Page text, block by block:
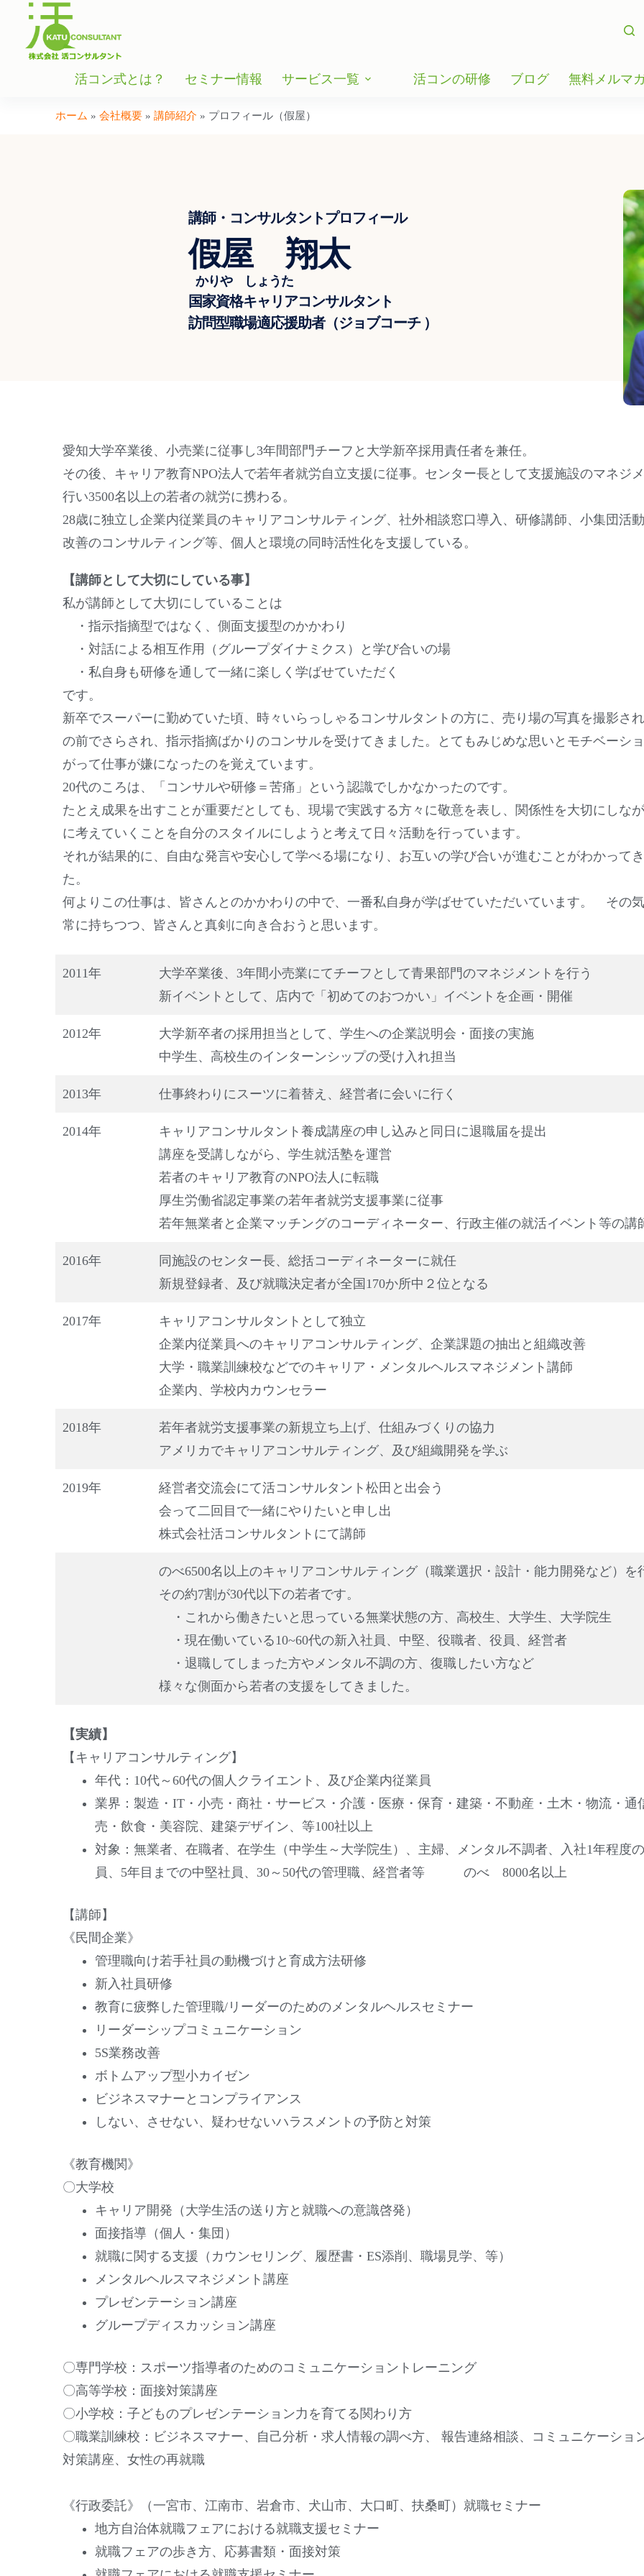
活コン式とは？ セミナー情報 サービス一覧 活コンの研修 ブログ 無料メルマ
ホーム »会社概要 »講師紹介 » プロフィール（假屋）
講師・コンサルタントプロフィール
假屋 翔太
かりや しょうた
国家資格キャリアコンサルタント
訪問型職場適応援助者（ジョブコーチ ）
愛知大学卒業後、小売業に従事し3年間部門チーフと大学新卒採用責任者を兼任。
その後、キャリア教育NPO法人で若年者就労自立支援に従事。センター長として支援施設のマネジ
行い3500名以上の若者の就労に携わる。
28歳に独立し企業内従業員のキャリアコンサルティング、社外相談窓口導入、研修講師、小集団活
改善のコンサルティング等、個人と環境の同時活性化を支援している。
【講師として大切にしている事】
私が講師として大切にしていることは
・指示指摘型ではなく、側面支援型のかかわり
・対話による相互作用（グループダイナミクス）と学び合いの場
・私自身も研修を通して一緒に楽しく学ばせていただく
です。
新卒でスーパーに勤めていた頃、時々いらっしゃるコンサルタントの方に、売り場の写真を撮影さ
の前でさらされ、指示指摘ばかりのコンサルを受けてきました。とてもみじめな思いとモチベーシ
がって仕事が嫌になったのを覚えています。
20代のころは、「コンサルや研修＝苦痛」という認識でしかなかったのです。
たとえ成果を出すことが重要だとしても、現場で実践する方々に敬意を表し、関係性を大切にしな
に考えていくことを自分のスタイルにしようと考えて日々活動を行っています。
それが結果的に、自由な発言や安心して学べる場になり、お互いの学び合いが進むことがわかって
た。
何よりこの仕事は、皆さんとのかかわりの中で、一番私自身が学ばせていただいています。 その
常に持ちつつ、皆さんと真剣に向き合おうと思います。
2011年
大学卒業後、3年間小売業にてチーフとして青果部門のマネジメントを行う
新イベントとして、店内で「初めてのおつかい」イベントを企画・開催
2012年
大学新卒者の採用担当として、学生への企業説明会・面接の実施
中学生、高校生のインターンシップの受け入れ担当
2013年 仕事終わりにスーツに着替え、経営者に会いに行く
2014年
キャリアコンサルタント養成講座の申し込みと同日に退職届を提出
講座を受講しながら、学生就活塾を運営
若者のキャリア教育のNPO法人に転職
厚生労働省認定事業の若年者就労支援事業に従事
若年無業者と企業マッチングのコーディネーター、行政主催の就活イベント等の講
2016年
同施設のセンター長、総括コーディネーターに就任
新規登録者、及び就職決定者が全国170か所中２位となる
2017年
キャリアコンサルタントとして独立
企業内従業員へのキャリアコンサルティング、企業課題の抽出と組織改善
大学・職業訓練校などでのキャリア・メンタルヘルスマネジメント講師
企業内、学校内カウンセラー
2018年
若年者就労支援事業の新規立ち上げ、仕組みづくりの協力
アメリカでキャリアコンサルティング、及び組織開発を学ぶ
2019年
経営者交流会にて活コンサルタント松田と出会う
会って二回目で一緒にやりたいと申し出
株式会社活コンサルタントにて講師
のべ6500名以上のキャリアコンサルティング（職業選択・設計・能力開発など）を
その約7割が30代以下の若者です。
・これから働きたいと思っている無業状態の方、高校生、大学生、大学院生
・現在働いている10~60代の新入社員、中堅、役職者、役員、経営者
・退職してしまった方やメンタル不調の方、復職したい方など
様々な側面から若者の支援をしてきました。
【実績】
【キャリアコンサルティング】
年代：10代～60代の個人クライエント、及び企業内従業員
業界：製造・IT・小売・商社・サービス・介護・医療・保育・建築・不動産・土木・物流・通
売・飲食・美容院、建築デザイン、等100社以上
対象：無業者、在職者、在学生（中学生～大学院生）、主婦、メンタル不調者、入社1年程度
員、5年目までの中堅社員、30～50代の管理職、経営者等 のべ 8000名以上
【講師】
《民間企業》
管理職向け若手社員の動機づけと育成方法研修
新入社員研修
教育に疲弊した管理職/リーダーのためのメンタルヘルスセミナー
リーダーシップコミュニケーション
5S業務改善
ボトムアップ型小カイゼン
ビジネスマナーとコンプライアンス
しない、させない、疑わせないハラスメントの予防と対策
《教育機関》
〇大学校
キャリア開発（大学生活の送り方と就職への意識啓発）
面接指導（個人・集団）
就職に関する支援（カウンセリング、履歴書・ES添削、職場見学、等）
メンタルヘルスマネジメント講座
プレゼンテーション講座
グループディスカッション講座
〇専門学校：スポーツ指導者のためのコミュニケーショントレーニング
〇高等学校：面接対策講座
〇小学校：子どものプレゼンテーション力を育てる関わり方
〇職業訓練校：ビジネスマナー、自己分析・求人情報の調べ方、 報告連絡相談、コミュニケーショ
対策講座、女性の再就職
《行政委託》（一宮市、江南市、岩倉市、犬山市、大口町、扶桑町）就職セミナー
地方自治体就職フェアにおける就職支援セミナー
就職フェアの歩き方、応募書類・面接対策